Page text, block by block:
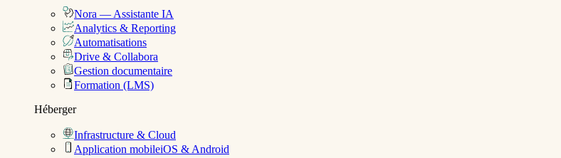
Nora — Assistante IA
Analytics & Reporting
Automatisations
Drive & Collabora
Gestion documentaire
Formation (LMS)
Héberger
Infrastructure & Cloud
Application mobileiOS & Android